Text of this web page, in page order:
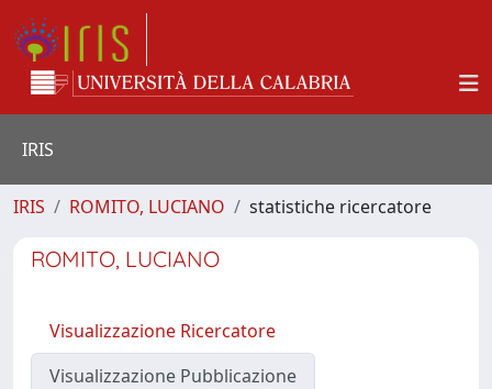
IRIS
IRIS ROMITO, LUCIANO statistiche ricercatore
ROMITO, LUCIANO
Visualizzazione Ricercatore
Visualizzazione Pubblicazione